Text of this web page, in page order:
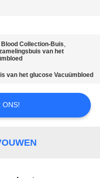
Blood Collection-Buis,
van het
van het glucose Vacuümbloed
ONS!